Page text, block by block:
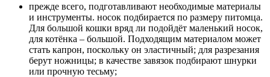
прежде всего, подготавливают необходимые материалы
и инструменты. носок подбирается по размеру питомца.
Для большой кошки вряд ли подойдёт маленький носок,
для котёнка – большой. Подходящим материалом может
стать капрон, поскольку он эластичный; для разрезания
берут ножницы; в качестве завязок подбирают шнурки
или прочную тесьму;